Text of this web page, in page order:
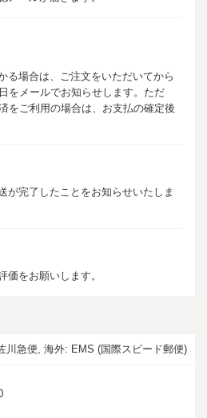
る場合は、ご注文をいただいてから
をメールでお知らせします。ただ
をご利用の場合は、お支払の確定後
が完了したことをお知らせいたしま
価をお願いします。
川急便, 海外: EMS (国際スピード郵便)